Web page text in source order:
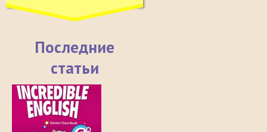
Последние
статьи